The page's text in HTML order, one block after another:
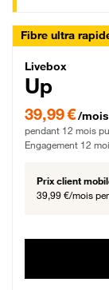
Fibre ultra
Livebox
Livebox
Up
39,99 € par mois
39,99 €/mois
pendant 12 mois
Engagement 12
Prix client
39,99 €/mois